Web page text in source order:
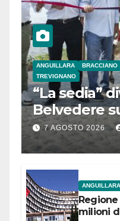
ANGUILLARA BRACCIANO
TREVIGNANO
“La sedia”
Belvedere
Bracciano:
7 AGOSTO 2026
ANGUILLARA
Regione
milioni